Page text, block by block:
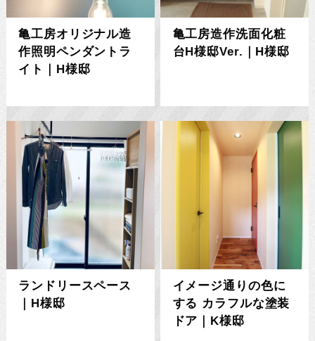
亀工房オリジナル造
作照明ペンダントラ
イト｜H様邸
亀工房造作洗面化粧
台H様邸Ver.｜H様邸
ランドリースペース
｜H様邸
イメージ通りの色に
する カラフルな塗装
ドア｜K様邸